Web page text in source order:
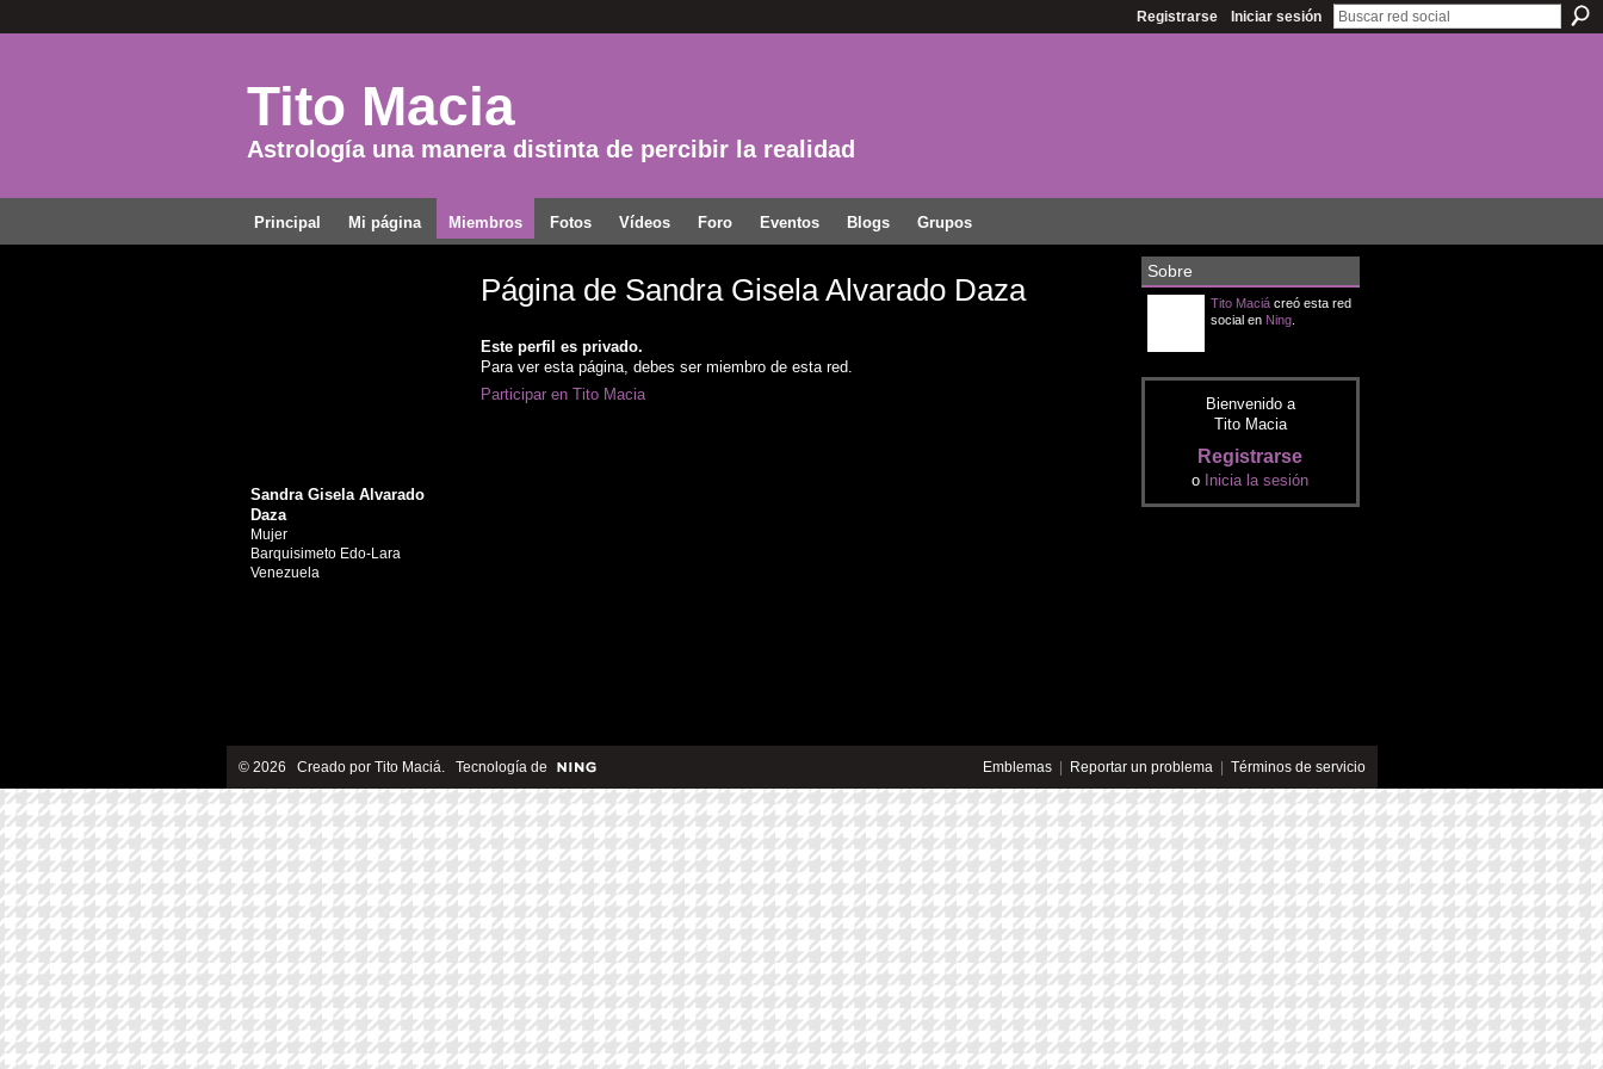
Registrarse Iniciar sesión
Tito Macia
Astrología una manera distinta de percibir la realidad
Principal Mi página Miembros Fotos Vídeos Foro Eventos Blogs Grupos
Sandra Gisela Alvarado
Daza
Mujer
Barquisimeto Edo-Lara
Venezuela
Página de Sandra Gisela Alvarado Daza
Este perfil es privado.
Para ver esta página, debes ser miembro de esta red.
Participar en Tito Macia
Sobre
Tito Maciácreó esta red
social en Ning.
Bienvenido a
Tito Macia
Registrarse
o Inicia la sesión
© 2026 Creado por Tito Maciá. Tecnología de Emblemas| Reportar un problema| Términos de servicio